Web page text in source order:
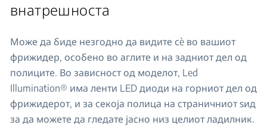
внатрешноста
Може да биде незгодно да видите сè во вашиот
фрижидер, особено во аглите и на задниот дел од
полиците. Во зависност од моделот, Led
Illumination® има ленти LED диоди на горниот дел од
фрижидерот, и за секоја полица на страничниот ѕид
за да можете да гледате јасно низ целиот ладилник.